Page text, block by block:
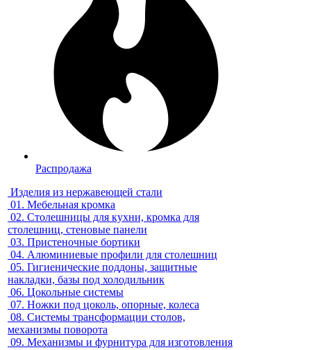
Распродажа
Изделия из нержавеющей стали
01. Мебельная кромка
02. Столешницы для кухни, кромка для
столешниц, стеновые панели
03. Пристеночные бортики
04. Алюминиевые профили для столешниц
05. Гигиенические поддоны, защитные
накладки, базы под холодильник
06. Цокольные системы
07. Ножки под цоколь, опорные, колеса
08. Системы трансформации столов,
механизмы поворота
09. Механизмы и фурнитура для изготовления